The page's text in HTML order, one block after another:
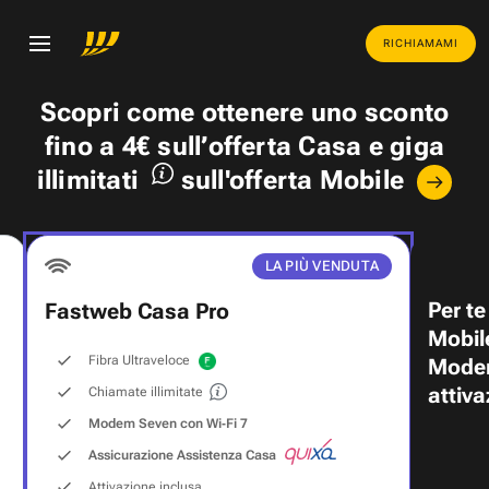
RICHIAMAMI
Scopri come ottenere uno sconto
fino a 4€ sull’offerta Casa egiga
illimitati
sull'offerta Mobile
LA PIÙ VENDUTA
Fastweb Casa Pro
Fibra Ultraveloce
Chiamate illimitate
Modem Seven con Wi‑Fi 7
Assicurazione Assistenza Casa
Per